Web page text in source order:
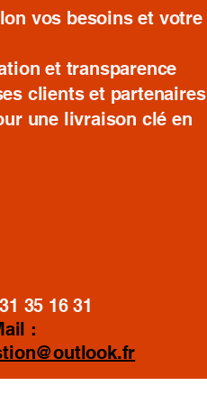
vos besoins et votre
et transparence
clients et partenaires
une livraison clé en
35 16 31
: